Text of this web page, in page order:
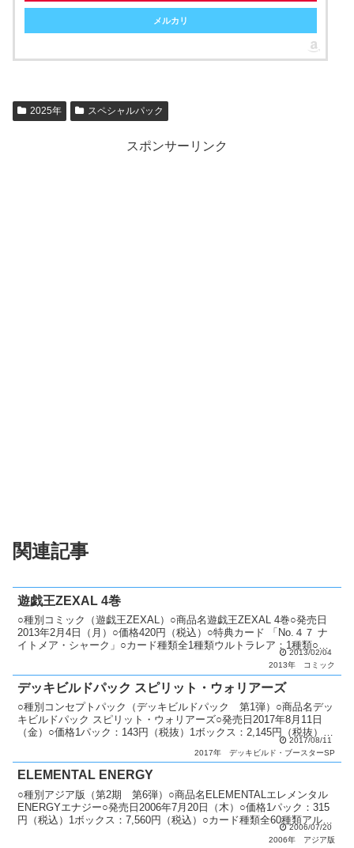
メルカリ
2025年 スペシャルパック
スポンサーリンク
関連記事
遊戯王ZEXAL 4巻
○種別コミック（遊戯王ZEXAL）○商品名遊戯王ZEXAL 4巻○発売日
2013年2月4日（月）○価格420円（税込）○特典カード 「No.４７ ナ
イトメア・シャーク」○カード種類全1種類ウルトラレア：1種類○カ
2013/02/04
2013年
コミック
デッキビルドパック スピリット・ウォリアーズ
○種別コンセプトパック（デッキビルドパック 第1弾）○商品名デッ
キビルドパック スピリット・ウォリアーズ○発売日2017年8月11日
（金）○価格1パック：143円（税抜）1ボックス：2,145円（税抜）○
2017/08/11
2017年
デッキビルド・ブースターSP
ELEMENTAL ENERGY
○種別アジア版（第2期 第6弾）○商品名ELEMENTALエレメンタル
ENERGYエナジー○発売日2006年7月20日（木）○価格1パック：315
円（税込）1ボックス：7,560円（税込）○カード種類全60種類アルテ
2006/07/20
2006年
アジア版